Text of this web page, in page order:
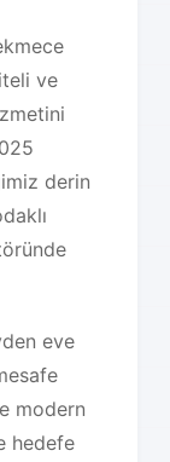
ve
derin
eve
modern
hedefe